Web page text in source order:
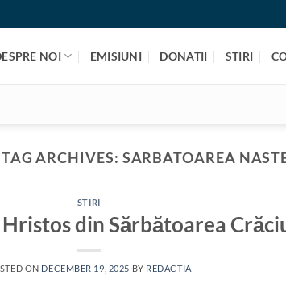
NOI EMISIUNI DONATII STIRI
TAG ARCHIVES: SARBATOAREA
STIRI
Hristos din Sărbătoarea
ON DECEMBER 19, 2025 BY REDACTIA